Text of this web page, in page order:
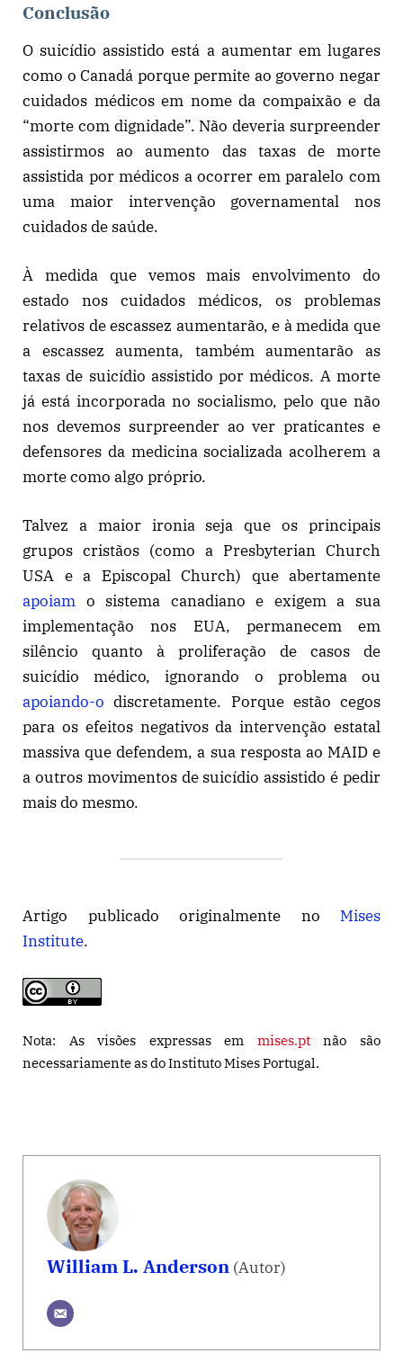
Conclusão
O suicídio assistido está a aumentar em lugares
como o Canadá porque permite ao governo negar
cuidados médicos em nome da compaixão e da
“morte com dignidade”. Não deveria surpreender
assistirmos ao aumento das taxas de morte
assistida por médicos a ocorrer em paralelo com
uma maior intervenção governamental nos
cuidados de saúde.
À medida que vemos mais envolvimento do
estado nos cuidados médicos, os problemas
relativos de escassez aumentarão, e à medida que
a escassez aumenta, também aumentarão as
taxas de suicídio assistido por médicos. A morte
já está incorporada no socialismo, pelo que não
nos devemos surpreender ao ver praticantes e
defensores da medicina socializada acolherem a
morte como algo próprio.
Talvez a maior ironia seja que os principais
grupos cristãos (como a Presbyterian Church
USA e a Episcopal Church) que abertamente
apoiam o sistema canadiano e exigem a sua
implementação nos EUA, permanecem em
silêncio quanto à proliferação de casos de
suicídio médico, ignorando o problema ou
apoiando-o discretamente. Porque estão cegos
para os efeitos negativos da intervenção estatal
massiva que defendem, a sua resposta ao MAID e
a outros movimentos de suicídio assistido é pedir
mais do mesmo.
Artigo publicado originalmente no Mises
Institute.
Nota: As visões expressas em mises.ptnão são
necessariamente as do Instituto Mises Portugal.
William L. Anderson(Autor)